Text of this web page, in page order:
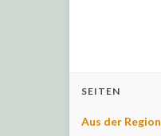
SEITEN
Aus der Region